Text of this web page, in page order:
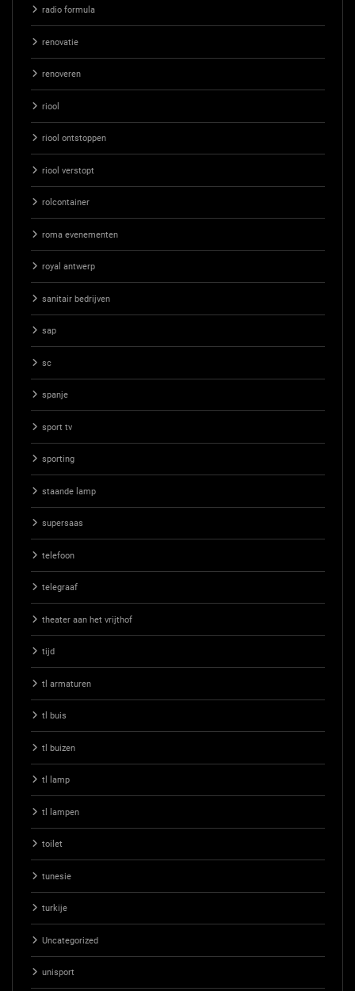
radio formula
renovatie
renoveren
riool
riool ontstoppen
riool verstopt
rolcontainer
roma evenementen
royal antwerp
sanitair bedrijven
sap
sc
spanje
sport tv
sporting
staande lamp
supersaas
telefoon
telegraaf
theater aan het vrijthof
tijd
tl armaturen
tl buis
tl buizen
tl lamp
tl lampen
toilet
tunesie
turkije
Uncategorized
unisport